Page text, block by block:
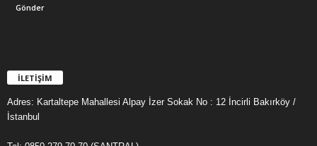
İLETİŞİM
Adres: Kartaltepe Mahallesi Alpay İzer Sokak No : 12 İncirli Bakırköy /
İstanbul